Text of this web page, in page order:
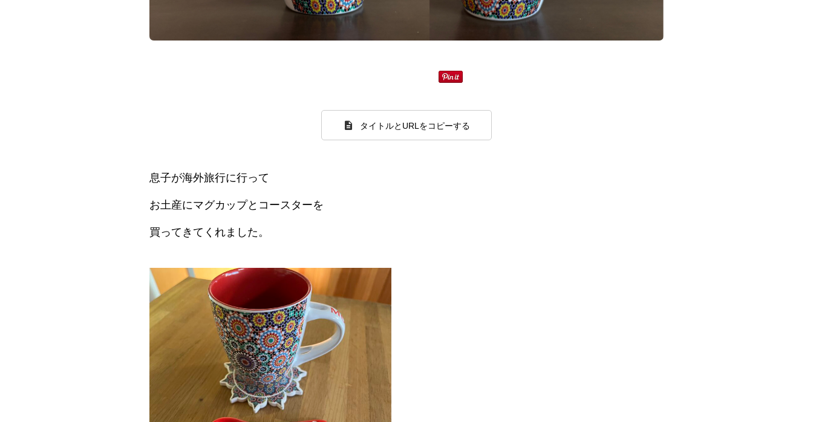
タイトルとURLをコピーする
息子が海外旅行に行って
お土産にマグカップとコースターを
買ってきてくれました。